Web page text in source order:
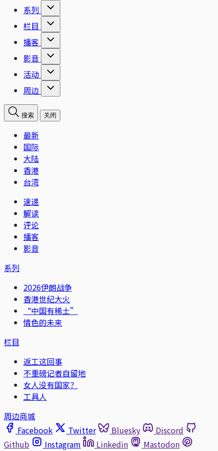
系列
栏目
播客
影音
活动
周边
搜索 关闭
最新
国际
大陆
香港
台湾
速递
解读
评论
播客
影音
系列
2026伊朗战争
香港世纪大火
“中国有稀土”
情色的未来
栏目
返工这回事
不重磅记者自留地
女人没有国家？
工具人
周边商城
Facebook
Twitter Bluesky
Discord
Github
Instagram Linkedin
Mastodon